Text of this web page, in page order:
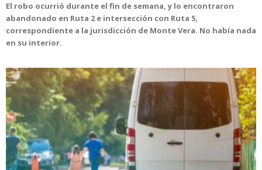
El robo ocurrió durante el fin de semana, y lo encontraron
abandonado en Ruta 2 e intersección con Ruta 5,
correspondiente a la jurisdicción de Monte Vera. No había nada
en su interior.